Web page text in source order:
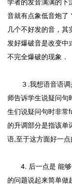
音就有点象低音炮了
几个不好发的音，
发好爆破音是改变中
不完全爆破的现象．
３.我想语音语调
师告诉学生说疑问句
生们说疑问句时非常
的升调部分是指该单
语,至于这方面好一
4. 后一点是 能够
的问题说起来简单做